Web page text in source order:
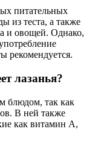
питательных
из теста, а также
и овощей. Однако,
рекомендуется.
лазанья?
блюдом, так как
В ней также
как витамин А,